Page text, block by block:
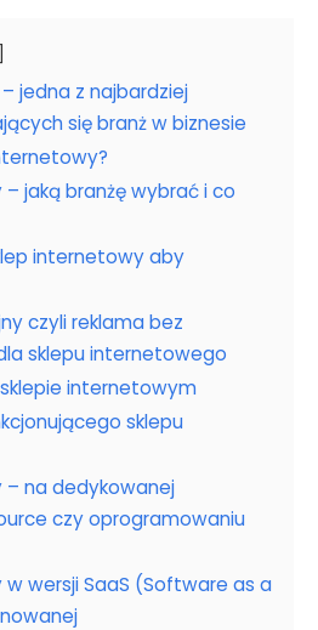
jedna z najbardziej
się branż w biznesie
jaką branżę wybrać i co
internetowy aby
czyli reklama bez
sklepu internetowego
internetowym
sklepu
na dedykowanej
czy oprogramowaniu
wersji SaaS (Software as a